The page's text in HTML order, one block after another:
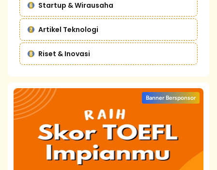
Startup & Wirausaha
Artikel Teknologi
Riset & Inovasi
Banner Bersponsor